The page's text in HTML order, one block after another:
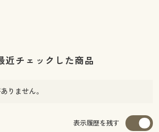
近チェックした商品
りません。
表示履歴を残す